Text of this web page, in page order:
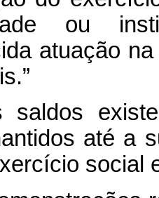
ou
atuação
até a
social